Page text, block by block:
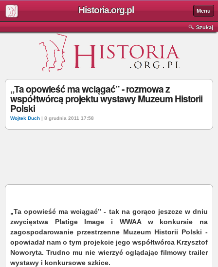
Historia.org.pl Menu
Szukaj
„Ta opowieść ma wciągać” - rozmowa z
współtwórcą projektu wystawy Muzeum Historii
Polski
Wojtek Duch | 8 grudnia 2011 17:58
„Ta opowieść ma wciągać” - tak na gorąco jeszcze w dniu
zwycięstwa Platige Image i WWAA w konkursie na
zagospodarowanie przestrzenne Muzeum Historii Polski -
opowiadał nam o tym projekcie jego współtwórca Krzysztof
Noworyta. Trudno mu nie wierzyć oglądając filmowy trailer
wystawy i konkursowe szkice.